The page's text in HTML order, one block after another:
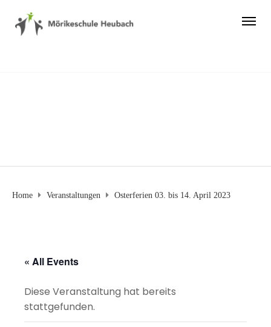
Home Veranstaltungen Osterferien 03. bis 14. April 2023
« All Events
Diese Veranstaltung hat bereits
stattgefunden.